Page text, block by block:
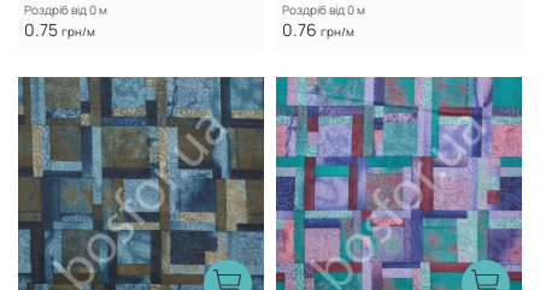
Роздріб від 0 м
0.75 грн/м
Роздріб від 0 м
0.76 грн/м